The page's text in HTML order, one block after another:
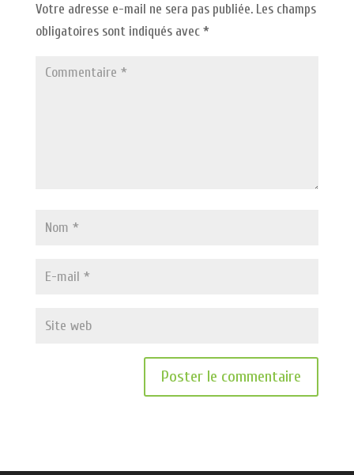
Votre adresse e-mail ne sera pas publiée. Les champs
obligatoires sont indiqués avec *